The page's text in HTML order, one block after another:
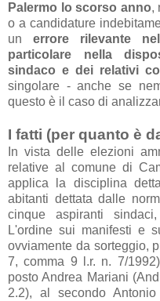
Palermo lo scorso anno,
o a candidature
un errore rilevante
particolare nella
sindaco e dei relativi
singolare - anche se
questo è il caso di
I fatti (per quanto è
In vista delle elezioni
relative al comune di
applica la disciplina
abitanti dettata dalle
cinque aspiranti
L'ordine sui manifesti e
ovviamente da sorteggio,
7, comma 9 l.r. n. 7/
posto Andrea Mariani
2.2), al secondo